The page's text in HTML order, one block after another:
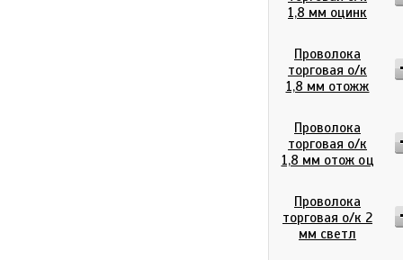
1,8 мм оцинк
Проволока
торговая о/к
1,8 мм отожж
Проволока
торговая о/к
1,8 мм отож оц
Проволока
торговая о/к 2
мм светл